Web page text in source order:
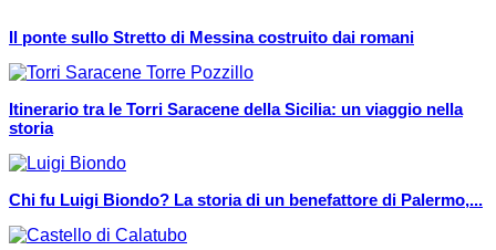
Il ponte sullo Stretto di Messina costruito dai romani
Itinerario tra le Torri Saracene della Sicilia: un viaggio nella
storia
Chi fu Luigi Biondo? La storia di un benefattore di Palermo,...